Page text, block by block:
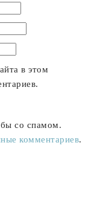
в этом
со спамом.
комментариев.